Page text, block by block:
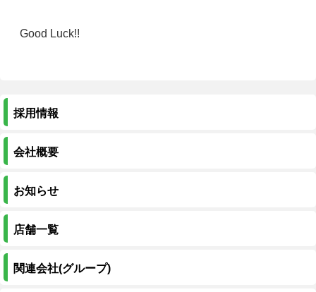
Good Luck!!
採用情報
会社概要
お知らせ
店舗一覧
関連会社(グループ)